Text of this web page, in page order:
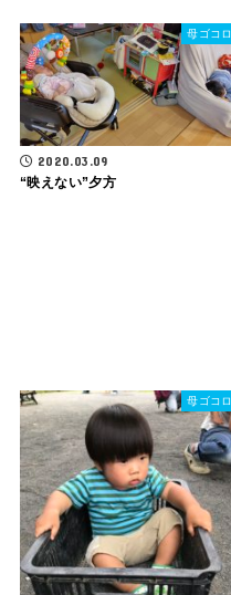
母ゴコロ
2020.03.09
“映えない”夕方
母ゴコロ